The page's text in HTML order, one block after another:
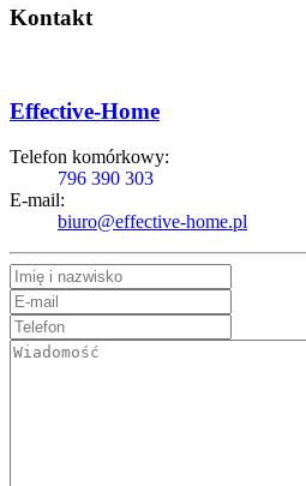
Kontakt
Effective-Home
Telefon komórkowy:
796 390 303
E-mail:
biuro@effective-home.pl